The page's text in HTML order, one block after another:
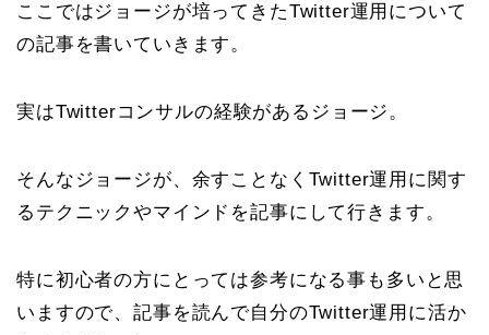
ここではジョージが培ってきたTwitter運用について
の記事を書いていきます。
実はTwitterコンサルの経験があるジョージ。
そんなジョージが、余すことなくTwitter運用に関す
るテクニックやマインドを記事にして行きます。
特に初心者の方にとっては参考になる事も多いと思
いますので、記事を読んで自分のTwitter運用に活か